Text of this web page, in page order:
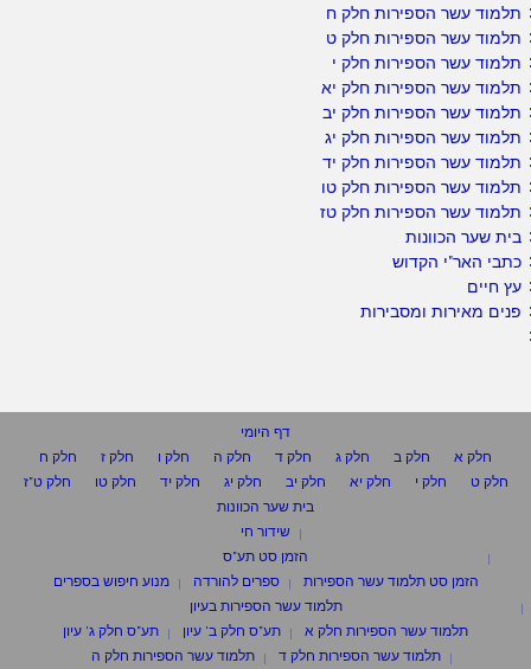
תלמוד עשר הספירות חלק ח
תלמוד עשר הספירות חלק ט
תלמוד עשר הספירות חלק י
תלמוד עשר הספירות חלק יא
תלמוד עשר הספירות חלק יב
תלמוד עשר הספירות חלק יג
תלמוד עשר הספירות חלק יד
תלמוד עשר הספירות חלק טו
תלמוד עשר הספירות חלק טז
בית שער הכוונות
כתבי האר"י הקדוש
עץ חיים
פנים מאירות ומסבירות
דף היומי
חלק א
חלק ב חלק ג חלק ד חלק ה חלק ו חלק ז
חלק ח
חלק ט
חלק י חלק יא חלק יב חלק יג חלק יד חלק טו
חלק ט"ז
בית שער הכוונות
שידור חי
הזמן סט תע"ס
הזמן סט תלמוד עשר הספירות
ספרים להורדה
מנוע חיפוש בספרים
תלמוד עשר הספירות בעיון
תלמוד עשר הספירות חלק א
תע"ס חלק ב' עיון
תע"ס חלק ג' עיון
תלמוד עשר הספירות חלק ד
תלמוד עשר הספירות חלק ה